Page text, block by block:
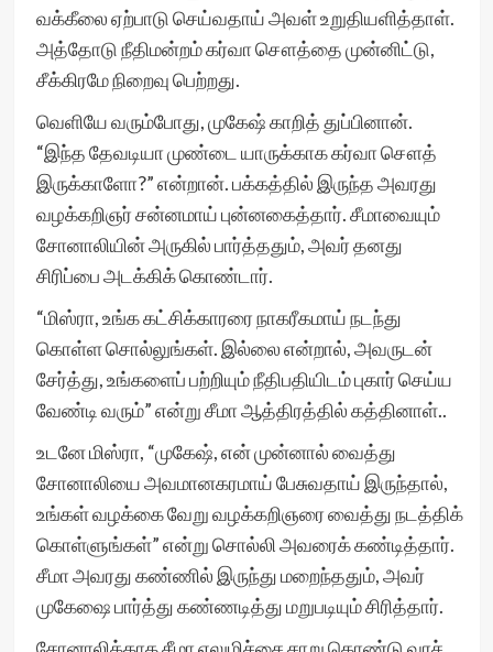
வக்கீலை ஏற்பாடு செய்வதாய் அவள் உறுதியளித்தாள்.
அத்தோடு நீதிமன்றம் கர்வா சௌத்தை முன்னிட்டு,
சீக்கிரமே நிறைவு பெற்றது.
வெளியே வரும்போது, முகேஷ் காறித் துப்பினான்.
“இந்த தேவடியா முண்டை யாருக்காக கர்வா சௌத்
இருக்காளோ?” என்றான். பக்கத்தில் இருந்த அவரது
வழக்கறிஞர் சன்னமாய் புன்னகைத்தார். சீமாவையும்
சோனாலியின் அருகில் பார்த்ததும், அவர் தனது
சிரிப்பை அடக்கிக் கொண்டார்.
“மிஸ்ரா, உங்க கட்சிக்காரரை நாகரீகமாய் நடந்து
கொள்ள சொல்லுங்கள். இல்லை என்றால், அவருடன்
சேர்த்து, உங்களைப் பற்றியும் நீதிபதியிடம் புகார் செய்ய
வேண்டி வரும்” என்று சீமா ஆத்திரத்தில் கத்தினாள்..
உடனே மிஸ்ரா, “முகேஷ், என் முன்னால் வைத்து
சோனாலியை அவமானகரமாய் பேசுவதாய் இருந்தால்,
உங்கள் வழக்கை வேறு வழக்கறிஞரை வைத்து நடத்திக்
கொள்ளுங்கள்” என்று சொல்லி அவரைக் கண்டித்தார்.
சீமா அவரது கண்ணில் இருந்து மறைந்ததும், அவர்
முகேஷை பார்த்து கண்ணடித்து மறுபடியும் சிரித்தார்.